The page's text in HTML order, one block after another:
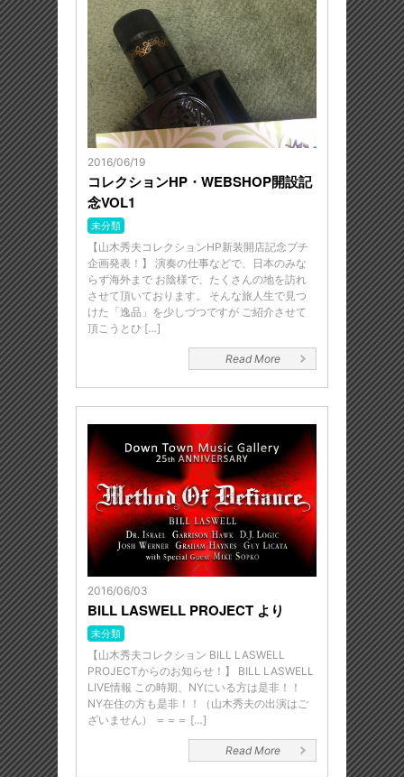
2016/06/19
コレクションHP・WEBSHOP開設記
念VOL1
未分類
【山木秀夫コレクションHP新装開店記念プチ
企画発表！】 演奏の仕事などで、日本のみな
らず海外まで お陰様で、たくさんの地を訪れ
させて頂いております。 そんな旅人生で見つ
けた「逸品」を少しづつですが ご紹介させて
頂こうとひ […]
Read More
2016/06/03
BILL LASWELL PROJECT より
未分類
【山木秀夫コレクション BILL LASWELL
PROJECTからのお知らせ！】 BILL LASWELL
LIVE情報 この時期、NYにいる方は是非！！
NY在住の方も是非！！（山木秀夫の出演はご
ざいません） ＝＝＝ […]
Read More